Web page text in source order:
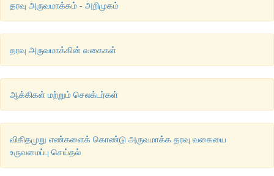
மேலே காணும் எடுத்துக்காட்டினை கணித முறையில் set போன்று
1st[(0, 10), (1, 20)] - where
தரவு அருவமாக்கம் - அறிமுகம்
தரவு அருவமாக்கின் வகைகள்
ஆக்கிகள் மற்றும் செலக்டர்கள்
விகிதமுறு எண்களைக் கொண்டு அருவமாக்க தரவு வகையை
உருவமைப்பு செய்தல்